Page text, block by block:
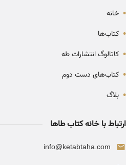
• خانه
• کتاب‌ها
• کاتالوگ انتشارات طه
• کتاب‌های دست دوم
• بلاگ
ارتباط با خانه کتاب طاها
info@ketabtaha.com